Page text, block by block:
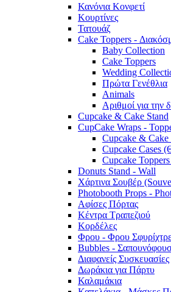
Κανόνια Κονφετί
Κουρτίνες
Τατουάζ
Cake Toppers -
Baby Collection
Cake Toppers
Wedding
Πρώτα Γενέθλια
Animals
Αριθμοί για την
Cupcake & Cake Stand
CupCake Wraps -
Cupcake & Cake
Cupcake Cases
Cupcake
Donuts Stand - Wall
Χάρτινα Σουβέρ
Photobooth Props -
Αφίσες Πόρτας
Κέντρα Τραπεζιού
Κορδέλες
Φρου - Φρου
Bubbles -
Διαφανείς Συσκευασίες
Δωράκια για Πάρτυ
Καλαμάκια